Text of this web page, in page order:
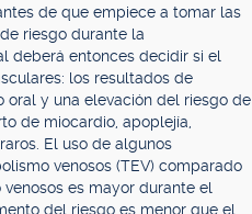
de que empiece a tomar las
riesgo durante la
deberá entonces decidir si el
los resultados de
oral y una elevación del riesgo de
de miocardio, apoplejía,
El uso de algunos
venosos (TEV) comparado
es mayor durante el
del riesgo es menor que el